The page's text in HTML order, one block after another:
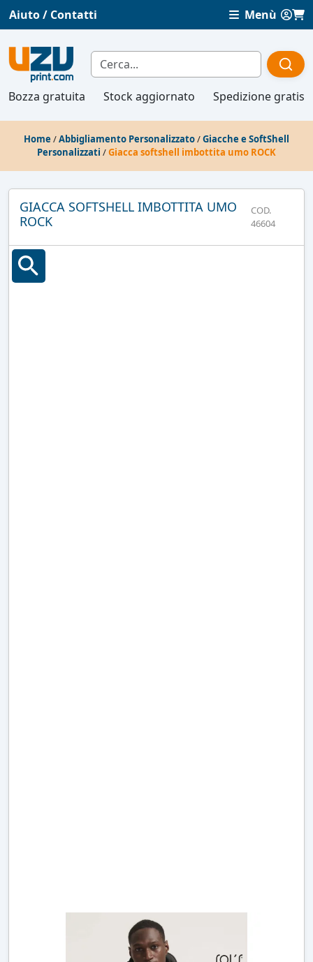
Aiuto / Contatti Menù
Bozza gratuita Stock aggiornato Spedizione gratis
Home /Abbigliamento Personalizzato/Giacche e SoftShell
Personalizzati /Giacca softshell imbottita umo ROCK
GIACCA SOFTSHELL IMBOTTITA UMO
ROCK
COD.
46604